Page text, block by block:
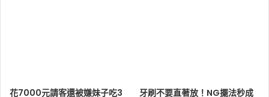
花7000元請客還被嫌妹子吃3
牙刷不要直著放！NG擺法秒成